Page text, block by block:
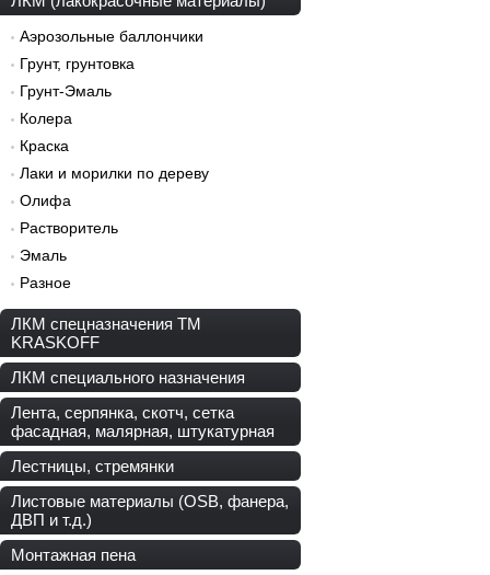
Аэрозольные баллончики
Грунт, грунтовка
Грунт-Эмаль
Колера
Краска
Лаки и морилки по дереву
Олифа
Растворитель
Эмаль
Разное
ЛКМ спецназначения ТМ
KRASKOFF
ЛКМ специального назначения
Лента, серпянка, скотч, сетка
фасадная, малярная, штукатурная
Лестницы, стремянки
Листовые материалы (OSB, фанера,
ДВП и т.д.)
Монтажная пена